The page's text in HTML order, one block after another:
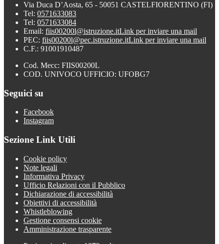
Via Duca D’Aosta, 65 - 50051 CASTELFIORENTINO (FI)
Tel: 0571633083
Tel: 0571633084
Email: fiis00200l@istruzione.itLink per inviare una mail
PEC: fiis00200l@pec.istruzione.itLink per inviare una mail
C.F.: 91001910487
Cod. Mecc: FIIS00200L
COD. UNIVOCO UFFICIO: UFOBG7
Seguici su
Facebook
Instagram
Sezione Link Utili
Cookie policy
Note legali
Informativa Privacy
Ufficio Relazioni con il Pubblico
Dichiarazione di accessibilità
Obiettivi di accessibilità
Whistleblowing
Gestione consensi cookie
Amministrazione trasparente